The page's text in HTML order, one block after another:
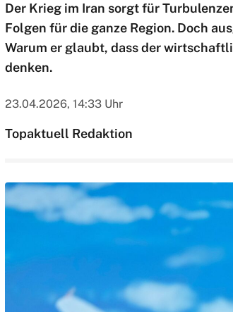
Der Krieg im Iran sorgt für
Folgen für die ganze Region. Doch
Warum er glaubt, dass der
denken.
23.04.2026, 14:33 Uhr
Topaktuell Redaktion